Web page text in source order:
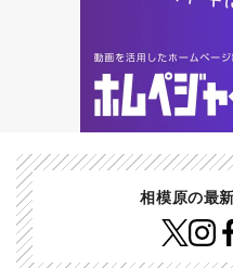
相模原の最